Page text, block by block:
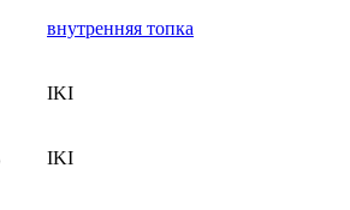
внутренняя топка
IKI
IKI